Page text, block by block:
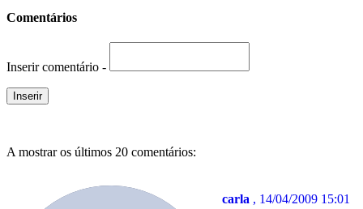
Comentários
Inserir comentário -
A mostrar os últimos 20 comentários:
carla , 14/04/2009 15:01